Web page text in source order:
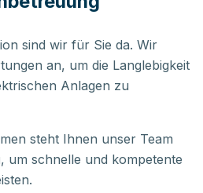
sind wir für Sie da. Wir
an, um die Langlebigkeit
Anlagen zu
steht Ihnen unser Team
um schnelle und kompetente